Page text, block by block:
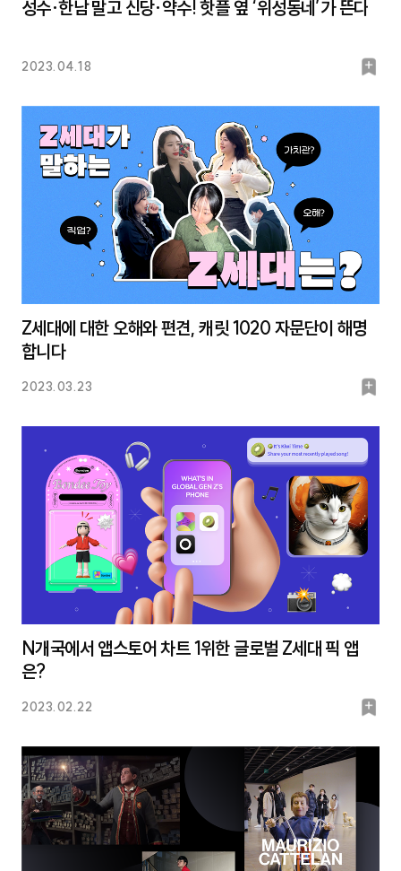
성수·한남 말고 신당·약수! 핫플 옆 ‘위성동네’가 뜬다
2023.04.18
북
Z세대에 대한 오해와 편견, 캐릿 1020 자문단이 해명
합니다
2023.03.23
북
크
N개국에서 앱스토어 차트 1위한 글로벌 Z세대 픽 앱
은?
2023.02.22
북